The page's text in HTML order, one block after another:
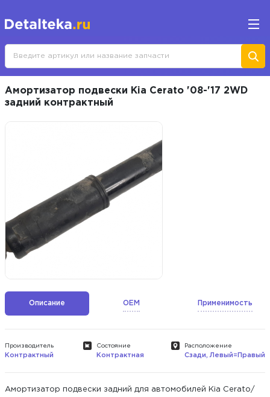
Амортизатор подвески Kia Cerato '08-'17 2WD
задний контрактный
Описание OEM Применимость
Производитель
Контрактный
Состояние
Контрактная
Расположение
Сзади, Левый=Правый
Амортизатор подвески задний для автомобилей Kia Cerato/